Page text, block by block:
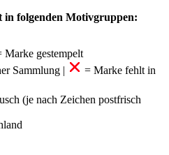
in folgenden Motivgruppen:
Marke gestempelt
Sammlung |
= Marke fehlt in
(je nach Zeichen postfrisch